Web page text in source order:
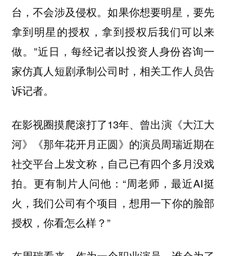
台，不会涉及侵权。如果你想要明星，要先
拿到明星的授权，拿到授权后我们可以来
做。”近日，每经记者以投资人身份咨询一
家仿真人短剧承制公司时，相关工作人员告
诉记者。
在影视圈摸爬滚打了13年、曾出演《大江大
河》《那年花开月正圆》的演员周瑞近期在
社交平台上发文称，自己已有四个多月没戏
拍。更有制片人问他：“周老师，最近AI挺
火，我们公司有个项目，想用一下你的脸部
授权，你看怎么样？”